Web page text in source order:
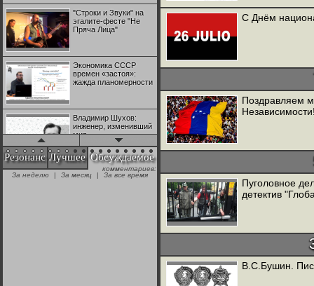
"Строки и Звуки" на
эгалите-фесте "Не
Пряча Лица"
Экономика СССР
времен «застоя»:
жажда планомерности
Владимир Шухов:
инженер, изменивший
мир
"Аркадий Коц" на
эгалите-фесте "Не
Резонанс Лучшее Обсуждаемое
комментариев:
За неделю
| За месяц | За все время
С Днём
Поздравляем
Пуголовное
детектив
В.С.Бушин.